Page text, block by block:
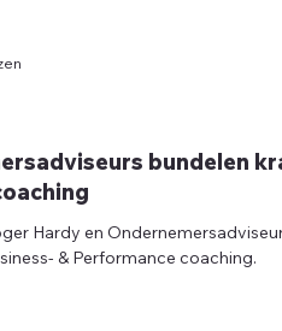
bundelen
Hardy en
& Performance coaching.